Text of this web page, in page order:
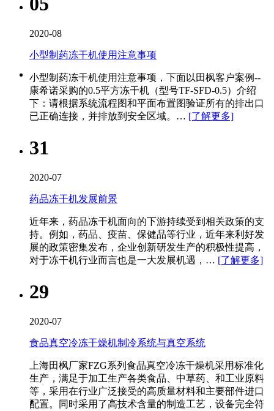
2020-08
小型制药冻干机使用注意事项
小型制药冻干机​使用注意事项，下面以田枫客户案例--
康希诺采购的0.5平方冻干机（型号TF-SFD-0.5）介绍
下：请根据系统流程图和平面布置图验证所有的排出口
已正确连接，并排放到安全区域。… [了解更多]
31
2020-07
药品冻干机发展前景
近年来，药品冻干机​面向的下游持续受到相关政策的支
持。例如，药品、疫苗、保健品等行业，近年来利好发
展的政策密集发布，企业创新研发生产的积极性提高，
对于冻干机行业而言也是一大发展机遇，… [了解更多]
29
2020-07
食品真空冷冻干燥机制冷系统与真空系统
上海田枫厂家FZG系列食品真空冷冻干燥机​采用标准化
生产，满足于加工生产各类食品、中草药、和工业原料
等，采用在行业广泛接受的高质量材料和主要部件进口
配置。同时采用了高技术含量的制造工艺，设备完全符